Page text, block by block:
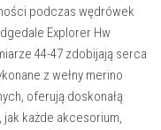
podczas wędrówek
Explorer Hw
44-47 zdobijają serca
z wełny merino
oferują doskonałą
każde akcesorium,